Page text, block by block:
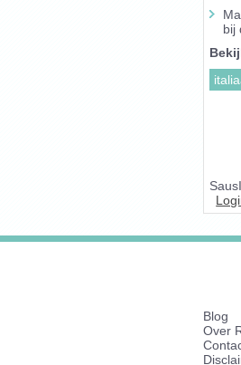
bij
Saus
Blog
Over